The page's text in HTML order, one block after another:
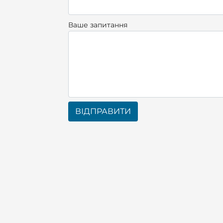
Ваше запитання
ВІДПРАВИТИ